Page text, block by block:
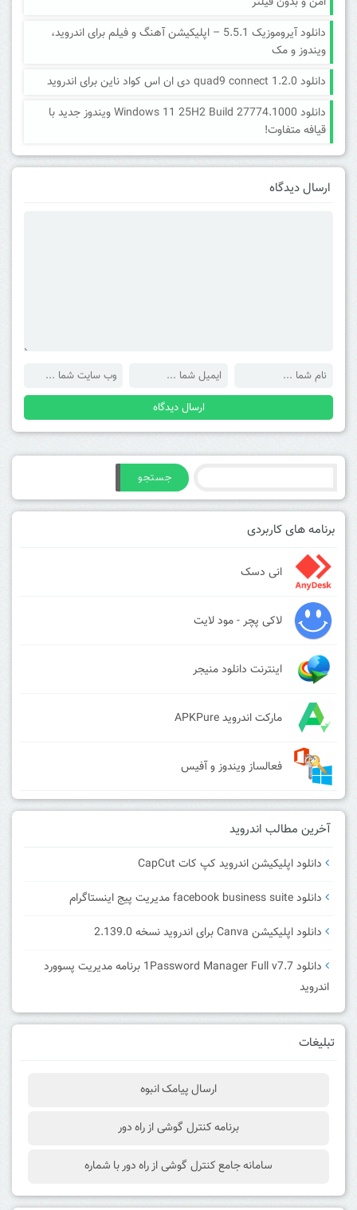
دانلود آیروموزیک 5.5.1 – اپلیکیشن آهنگ و فیلم برای اندروید،
ویندوز و مک
دانلود quad9 connect 1.2.0 دی ان اس کواد ناین برای اندروید
دانلود Windows 11 25H2 Build 27774.1000 ویندوز جدید با
قیافه متفاوت!
ارسال دیدگاه
جستجو
برنامه های کاربردی
انی دسک
لاکی پچر - مود لایت
اینترنت دانلود منیجر
مارکت اندروید APKPure
فعالساز ویندوز و آفیس
آخرین مطالب اندروید
دانلود اپلیکیشن اندروید کپ کات CapCut
دانلود facebook business suite مدیریت پیج اینستاگرام
دانلود اپلیکیشن Canva برای اندروید نسخه 2.139.0
دانلود 1Password Manager Full v7.7 برنامه مدیریت پسوورد
اندروید
تبلیغات
ارسال پیامک انبوه
برنامه کنترل گوشی از راه دور
سامانه جامع کنترل گوشی از راه دور با شماره